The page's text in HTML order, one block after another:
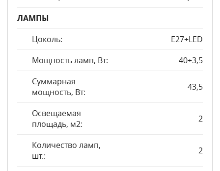
ЛАМПЫ
Цоколь:
E27+LED
Мощность ламп, Вт:
40+3,5
Суммарная
мощность, Вт:
43,5
Освещаемая
площадь, м2:
2
Количество ламп,
шт.:
2